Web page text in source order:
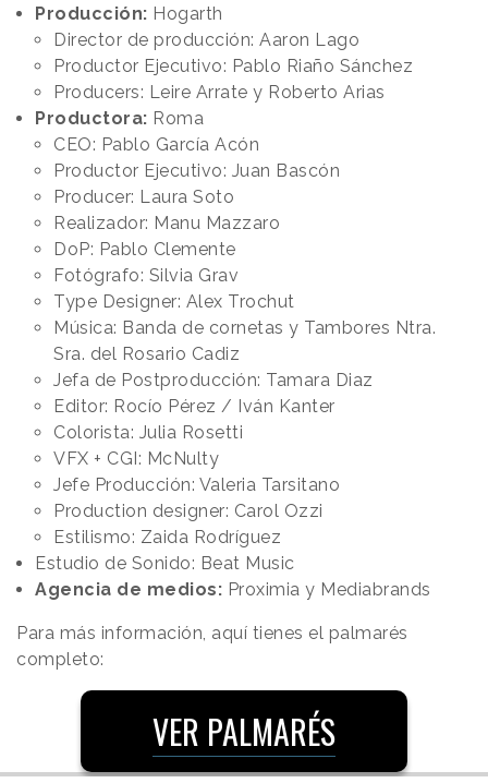
Producción: Hogarth
Director de producción: Aaron Lago
Productor Ejecutivo: Pablo Riaño Sánchez
Producers: Leire Arrate y Roberto Arias
Productora: Roma
CEO: Pablo García Acón
Productor Ejecutivo: Juan Bascón
Producer: Laura Soto
Realizador: Manu Mazzaro
DoP: Pablo Clemente
Fotógrafo: Silvia Grav
Type Designer: Alex Trochut
Música: Banda de cornetas y Tambores Ntra.
Sra. del Rosario Cadiz
Jefa de Postproducción: Tamara Diaz
Editor: Rocío Pérez / Iván Kanter
Colorista: Julia Rosetti
VFX + CGI: McNulty
Jefe Producción: Valeria Tarsitano
Production designer: Carol Ozzi
Estilismo: Zaida Rodríguez
Estudio de Sonido: Beat Music
Agencia de medios: Proximia y Mediabrands
Para más información, aquí tienes el palmarés
completo:
VER PALMARÉS